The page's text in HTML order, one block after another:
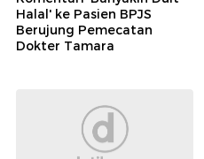
Halal' ke Pasien BPJS
Berujung Pemecatan
Dokter Tamara